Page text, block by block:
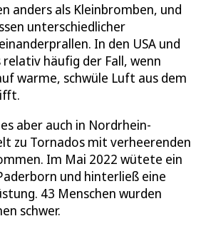
anders als Kleinbromben, und
unterschiedlicher
In den USA und
häufig der Fall, wenn
warme, schwüle Luft aus dem
aber auch in Nordrhein-
zu Tornados mit verheerenden
Im Mai 2022 wütete ein
und hinterließ eine
43 Menschen wurden
schwer.